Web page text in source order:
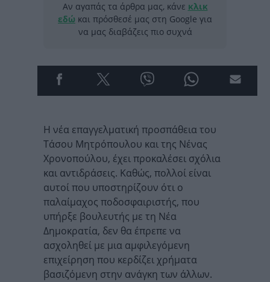
Αν αγαπάς τα άρθρα μας, κάνε κλικ
εδώ και πρόσθεσέ μας στη Google για
να μας διαβάζεις πιο συχνά
Η νέα επαγγελματική προσπάθεια του
Τάσου Μητρόπουλου και της Νένας
Χρονοπούλου, έχει προκαλέσει σχόλια
και αντιδράσεις. Καθώς, πολλοί είναι
αυτοί που υποστηρίζουν ότι ο
παλαίμαχος ποδοσφαιριστής, που
υπήρξε βουλευτής με τη Νέα
Δημοκρατία, δεν θα έπρεπε να
ασχοληθεί με μια αμφιλεγόμενη
επιχείρηση που κερδίζει χρήματα
βασιζόμενη στην ανάγκη των άλλων.